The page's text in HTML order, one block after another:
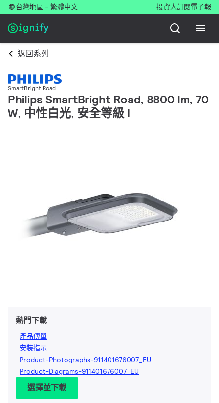
台灣地區 - 繁體中文 投資人訂閱電子報
返回系列
SmartBright Road
Philips SmartBright Road, 8800 lm, 70
W, 中性白光, 安全等級 I
熱門下載
產品傳單
安裝指示
Product-Photographs-911401676007_EU
Product-Diagrams-911401676007_EU
選擇並下載